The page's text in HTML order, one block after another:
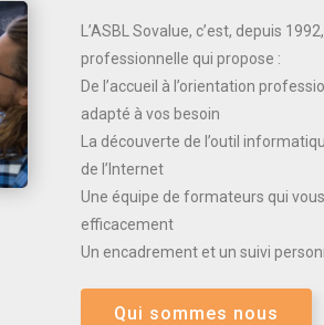
L’ASBL Sovalue, c’est, depuis
professionnelle qui propose :
De l’accueil à l’orientation
adapté à vos besoin
La découverte de l’outil
de l’Internet
Une équipe de formateurs qui
efficacement
Un encadrement et un suivi
Qui sommes nous